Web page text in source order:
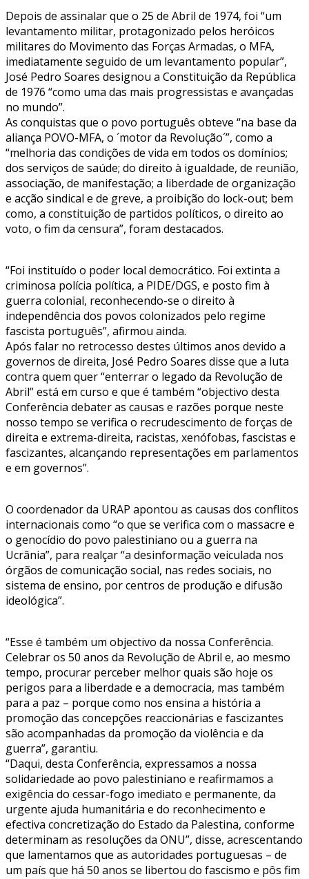
Depois de assinalar que o 25 de Abril de 1974, foi “um
levantamento militar, protagonizado pelos heróicos
militares do Movimento das Forças Armadas, o MFA,
imediatamente seguido de um levantamento popular”,
José Pedro Soares designou a Constituição da República
de 1976 “como uma das mais progressistas e avançadas
no mundo”.
As conquistas que o povo português obteve “na base da
aliança POVO-MFA, o ´motor da Revolução´”, como a
“melhoria das condições de vida em todos os domínios;
dos serviços de saúde; do direito à igualdade, de reunião,
associação, de manifestação; a liberdade de organização
e acção sindical e de greve, a proibição do lock-out; bem
como, a constituição de partidos políticos, o direito ao
voto, o fim da censura”, foram destacados.
“Foi instituído o poder local democrático. Foi extinta a
criminosa polícia política, a PIDE/DGS, e posto fim à
guerra colonial, reconhecendo-se o direito à
independência dos povos colonizados pelo regime
fascista português”, afirmou ainda.
Após falar no retrocesso destes últimos anos devido a
governos de direita, José Pedro Soares disse que a luta
contra quem quer “enterrar o legado da Revolução de
Abril” está em curso e que é também “objectivo desta
Conferência debater as causas e razões porque neste
nosso tempo se verifica o recrudescimento de forças de
direita e extrema-direita, racistas, xenófobas, fascistas e
fascizantes, alcançando representações em parlamentos
e em governos”.
O coordenador da URAP apontou as causas dos conflitos
internacionais como “o que se verifica com o massacre e
o genocídio do povo palestiniano ou a guerra na
Ucrânia”, para realçar “a desinformação veiculada nos
órgãos de comunicação social, nas redes sociais, no
sistema de ensino, por centros de produção e difusão
ideológica”.
“Esse é também um objectivo da nossa Conferência.
Celebrar os 50 anos da Revolução de Abril e, ao mesmo
tempo, procurar perceber melhor quais são hoje os
perigos para a liberdade e a democracia, mas também
para a paz – porque como nos ensina a história a
promoção das concepções reaccionárias e fascizantes
são acompanhadas da promoção da violência e da
guerra”, garantiu.
“Daqui, desta Conferência, expressamos a nossa
solidariedade ao povo palestiniano e reafirmamos a
exigência do cessar-fogo imediato e permanente, da
urgente ajuda humanitária e do reconhecimento e
efectiva concretização do Estado da Palestina, conforme
determinam as resoluções da ONU”, disse, acrescentando
que lamentamos que as autoridades portuguesas – de
um país que há 50 anos se libertou do fascismo e pôs fim